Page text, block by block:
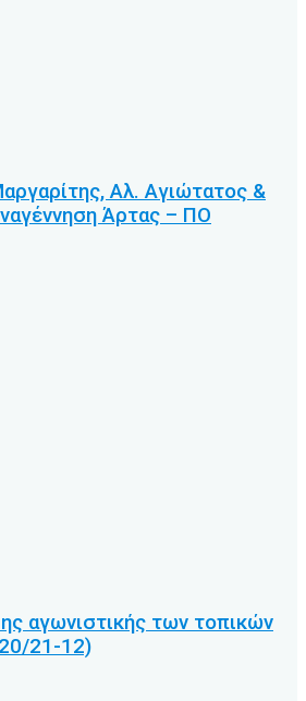
Αλ. Αγιώτατος &
Άρτας – ΠΟ
αγωνιστικής των τοπικών
21-12)